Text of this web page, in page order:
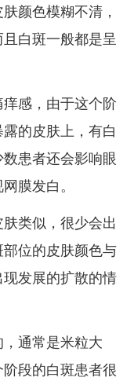
颜色模糊不清，
白斑一般都是呈
感，由于这个阶
的皮肤上，有白
患者还会影响眼
膜发白。
类似，很少会出
位的皮肤颜色与
发展的扩散的情
通常是米粒大
段的白斑患者很